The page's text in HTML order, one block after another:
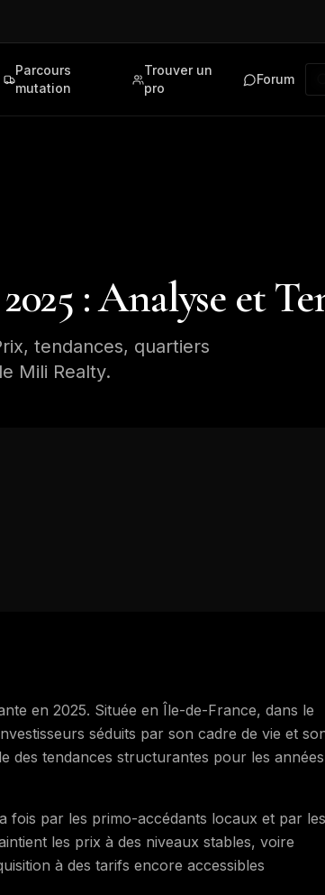
Parcours
mutation
Trouver un
pro
Forum
: Analyse et
tendances, quartiers
Mili Realty.
en 2025. Située en Île-de-France, dans le
séduits par son cadre de vie et
des tendances structurantes pour les années
fois par les primo-accédants locaux et par les
les prix à des niveaux stables, voire
à des tarifs encore accessibles